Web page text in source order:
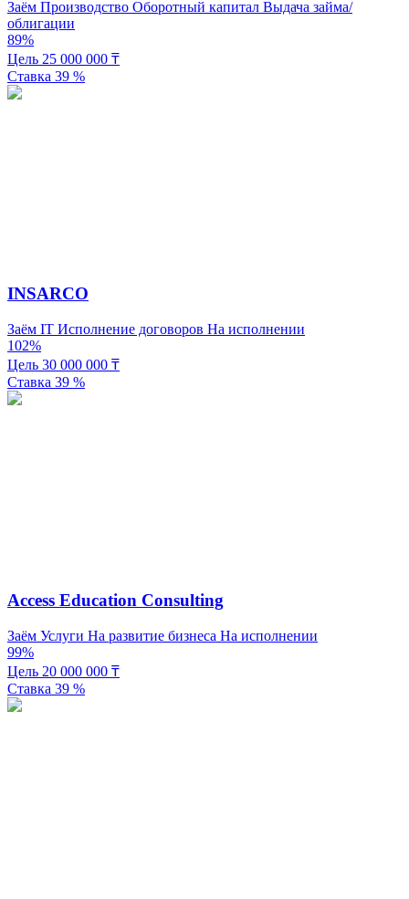
Заём Производство Оборотный капитал Выдача займа/
облигации
89%
Цель 25 000 000 ₸
Ставка 39 %
INSARCO
Заём IT Исполнение договоров На исполнении
102%
Цель 30 000 000 ₸
Ставка 39 %
Access Education Consulting
Заём Услуги На развитие бизнеса На исполнении
99%
Цель 20 000 000 ₸
Ставка 39 %